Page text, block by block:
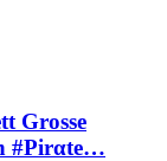
Grosse
#Pirαtе…